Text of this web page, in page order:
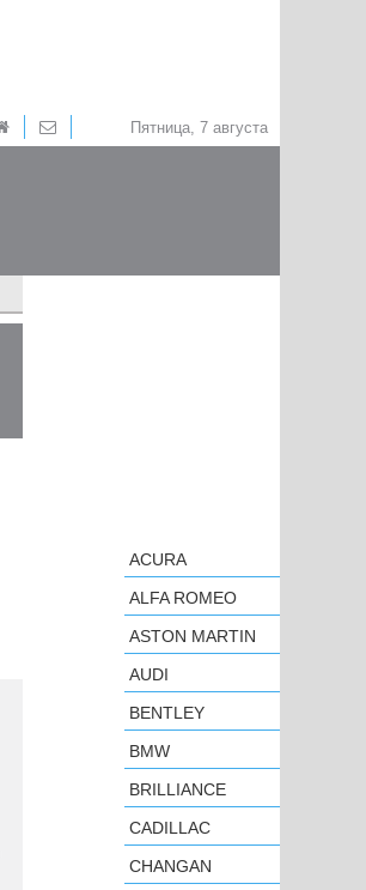
Пятница, 7 августа
ACURA
ALFA ROMEO
ASTON MARTIN
AUDI
BENTLEY
BMW
BRILLIANCE
CADILLAC
CHANGAN